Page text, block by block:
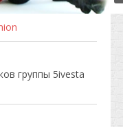
группы 5ivesta